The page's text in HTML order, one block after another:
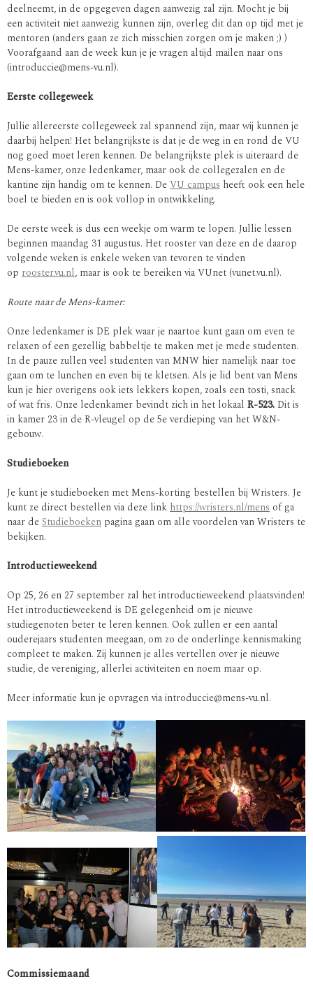
deelneemt, in de opgegeven dagen aanwezig zal zijn. Mocht je bij
een activiteit niet aanwezig kunnen zijn, overleg dit dan op tijd met je
mentoren (anders gaan ze zich misschien zorgen om je maken ;) )
Voorafgaand aan de week kun je je vragen altijd mailen naar ons
(introduccie@mens-vu.nl).
Eerste collegeweek
Jullie allereerste collegeweek zal spannend zijn, maar wij kunnen je
daarbij helpen! Het belangrijkste is dat je de weg in en rond de VU
nog goed moet leren kennen. De belangrijkste plek is uiteraard de
Mens-kamer, onze ledenkamer, maar ook de collegezalen en de
kantine zijn handig om te kennen. DeVU campus heeft ook een hele
boel te bieden en is ook vollop in ontwikkeling.
De eerste week is dus een weekje om warm te lopen. Jullie lessen
beginnen maandag 31 augustus. Het rooster van deze en de daarop
volgende weken is enkele weken van tevoren te vinden
op rooster.vu.nl, maar is ook te bereiken via VUnet (vunet.vu.nl).
Route naar de Mens-kamer:
Onze ledenkamer is DE plek waar je naartoe kunt gaan om even te
relaxen of een gezellig babbeltje te maken met je mede studenten.
In de pauze zullen veel studenten van MNW hier namelijk naar toe
gaan om te lunchen en even bij te kletsen. Als je lid bent van Mens
kun je hier overigens ook iets lekkers kopen, zoals een tosti, snack
of wat fris. Onze ledenkamer bevindt zich in het lokaal R-523. Dit is
in kamer 23 in de R-vleugel op de 5e verdieping van het W&N-
gebouw.
Studieboeken
Je kunt je studieboeken met Mens-korting bestellen bij Wristers. Je
kunt ze direct bestellen via deze link https://wristers.nl/mens of ga
naar de Studieboeken pagina gaan om alle voordelen van Wristers te
bekijken.
Introductieweekend
Op 25, 26 en 27 september zal het introductieweekend plaatsvinden!
Het introductieweekend is DE gelegenheid om je nieuwe
studiegenoten beter te leren kennen. Ook zullen er een aantal
ouderejaars studenten meegaan, om zo de onderlinge kennismaking
compleet te maken. Zij kunnen je alles vertellen over je nieuwe
studie, de vereniging, allerlei activiteiten en noem maar op.
Meer informatie kun je opvragen via introduccie@mens-vu.nl.
Commissiemaand